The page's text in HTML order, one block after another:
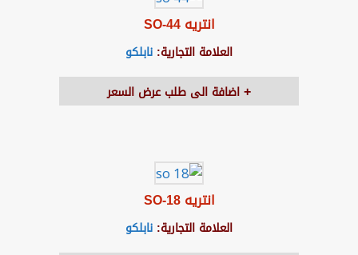
انتريه SO-44
العلامة التجارية: نابلكو
اضافة الى طلب عرض السعر
انتريه SO-18
العلامة التجارية: نابلكو